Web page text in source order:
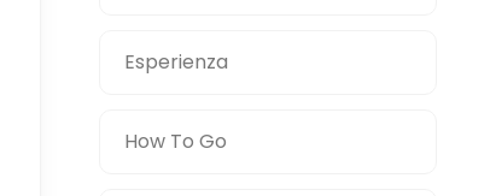
Esperienza
How To Go